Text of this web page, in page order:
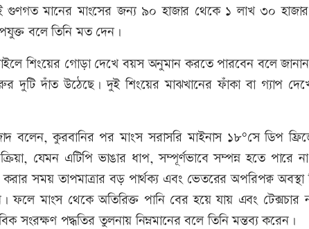
গুণগত মানের মাংসের জন্য ৯০ হাজার থেকে ১ লাখ ৩০
বলে তিনি মত দেন।
শিংয়ের গোড়া দেখে বয়স অনুমান করতে পারবেন বলে
দাঁত উঠেছে। দুই শিংয়ের মাঝখানের ফাঁকা বা গ্যাপ
বলেন, কুরবানির পর মাংস সরাসরি মাইনাস ১৮°সে ডিপ
যেমন এটিপি ভাঙার ধাপ, সম্পূর্ণভাবে সম্পন্ন হতে পারে
সময় তাপমাত্রার বড় পার্থক্য এবং ভেতরের অপরিপক্ব অবস্থা
ফলে মাংস থেকে অতিরিক্ত পানি বের হয়ে যায় এবং টেক্সচার
সংরক্ষণ পদ্ধতির তুলনায় নিম্নমানের বলে তিনি মন্তব্য করেন।